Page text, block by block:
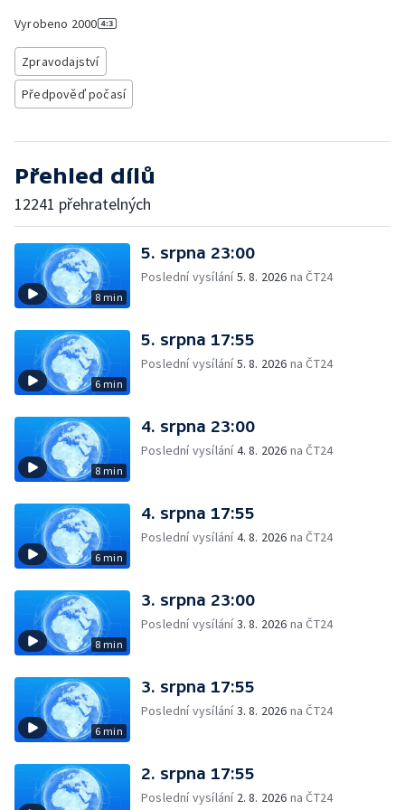
Vyrobeno 2000
Zpravodajství
Předpověď počasí
Přehled dílů
12241 přehratelných
8 min
5. srpna 23:00
Poslední vysílání5. 8. 2026 na ČT24
6 min
5. srpna 17:55
Poslední vysílání5. 8. 2026 na ČT24
8 min
4. srpna 23:00
Poslední vysílání4. 8. 2026 na ČT24
6 min
4. srpna 17:55
Poslední vysílání4. 8. 2026 na ČT24
8 min
3. srpna 23:00
Poslední vysílání3. 8. 2026 na ČT24
6 min
3. srpna 17:55
Poslední vysílání3. 8. 2026 na ČT24
2. srpna 17:55
Poslední vysílání 2. 8. 2026 na ČT24